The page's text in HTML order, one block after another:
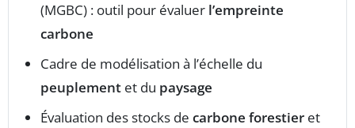
(MGBC) : outil pour évaluer l’empreinte
carbone
Cadre de modélisation à l’échelle du
peuplement et du paysage
Évaluation des stocks de carbone forestier et